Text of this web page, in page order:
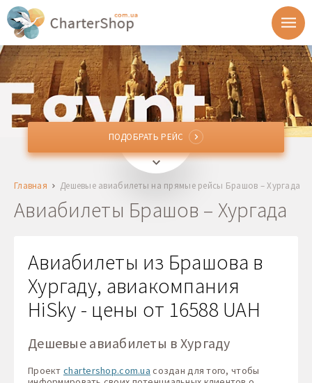
GHVБрашов, Румыния
HRG Хургада, Египет
Возврат
1 + 0 + 0
ПОДОБРАТЬ РЕЙС
ПОДОБРАТЬ РЕЙС
Главная Дешевые авиабилеты на прямые рейсы Брашов – Хургада
Авиабилеты Брашов – Хургада
Авиабилеты из Брашова в
Хургаду, авиакомпания
HiSky - цены от 16588 UAH
Дешевые авиабилеты в Хургаду
Проект chartershop.com.ua создан для того, чтобы